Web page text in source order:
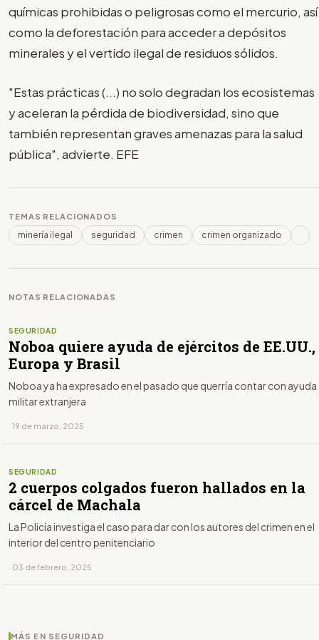
químicas prohibidas o peligrosas como el mercurio, así
como la deforestación para acceder a depósitos
minerales y el vertido ilegal de residuos sólidos.
"Estas prácticas (...) no solo degradan los ecosistemas
y aceleran la pérdida de biodiversidad, sino que
también representan graves amenazas para la salud
pública", advierte. EFE
TEMAS RELACIONADOS
minería ilegal seguridad crimen crimen organizado
NOTAS RELACIONADAS
SEGURIDAD
Noboa quiere ayuda de ejércitos de EE.UU.,
Europa y Brasil
Noboa ya ha expresado en el pasado que querría contar con ayuda
militar extranjera
· 19 de marzo, 2025
SEGURIDAD
2 cuerpos colgados fueron hallados en la
cárcel de Machala
La Policía investiga el caso para dar con los autores del crimen en el
interior del centro penitenciario
· 03 de febrero, 2025
MÁS EN SEGURIDAD